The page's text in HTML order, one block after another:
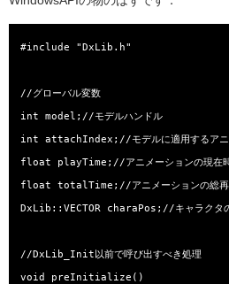
#include "DxLib.h"
//グローバル変数
int model;//モデルハンドル
int attachIndex;//モデルに適用するアニ
float playTime;//アニメーションの現在
float totalTime;//アニメーションの総再
DxLib::VECTOR charaPos;//キャラクタ
//DxLib_Init以前で呼び出すべき処理
void preInitialize()